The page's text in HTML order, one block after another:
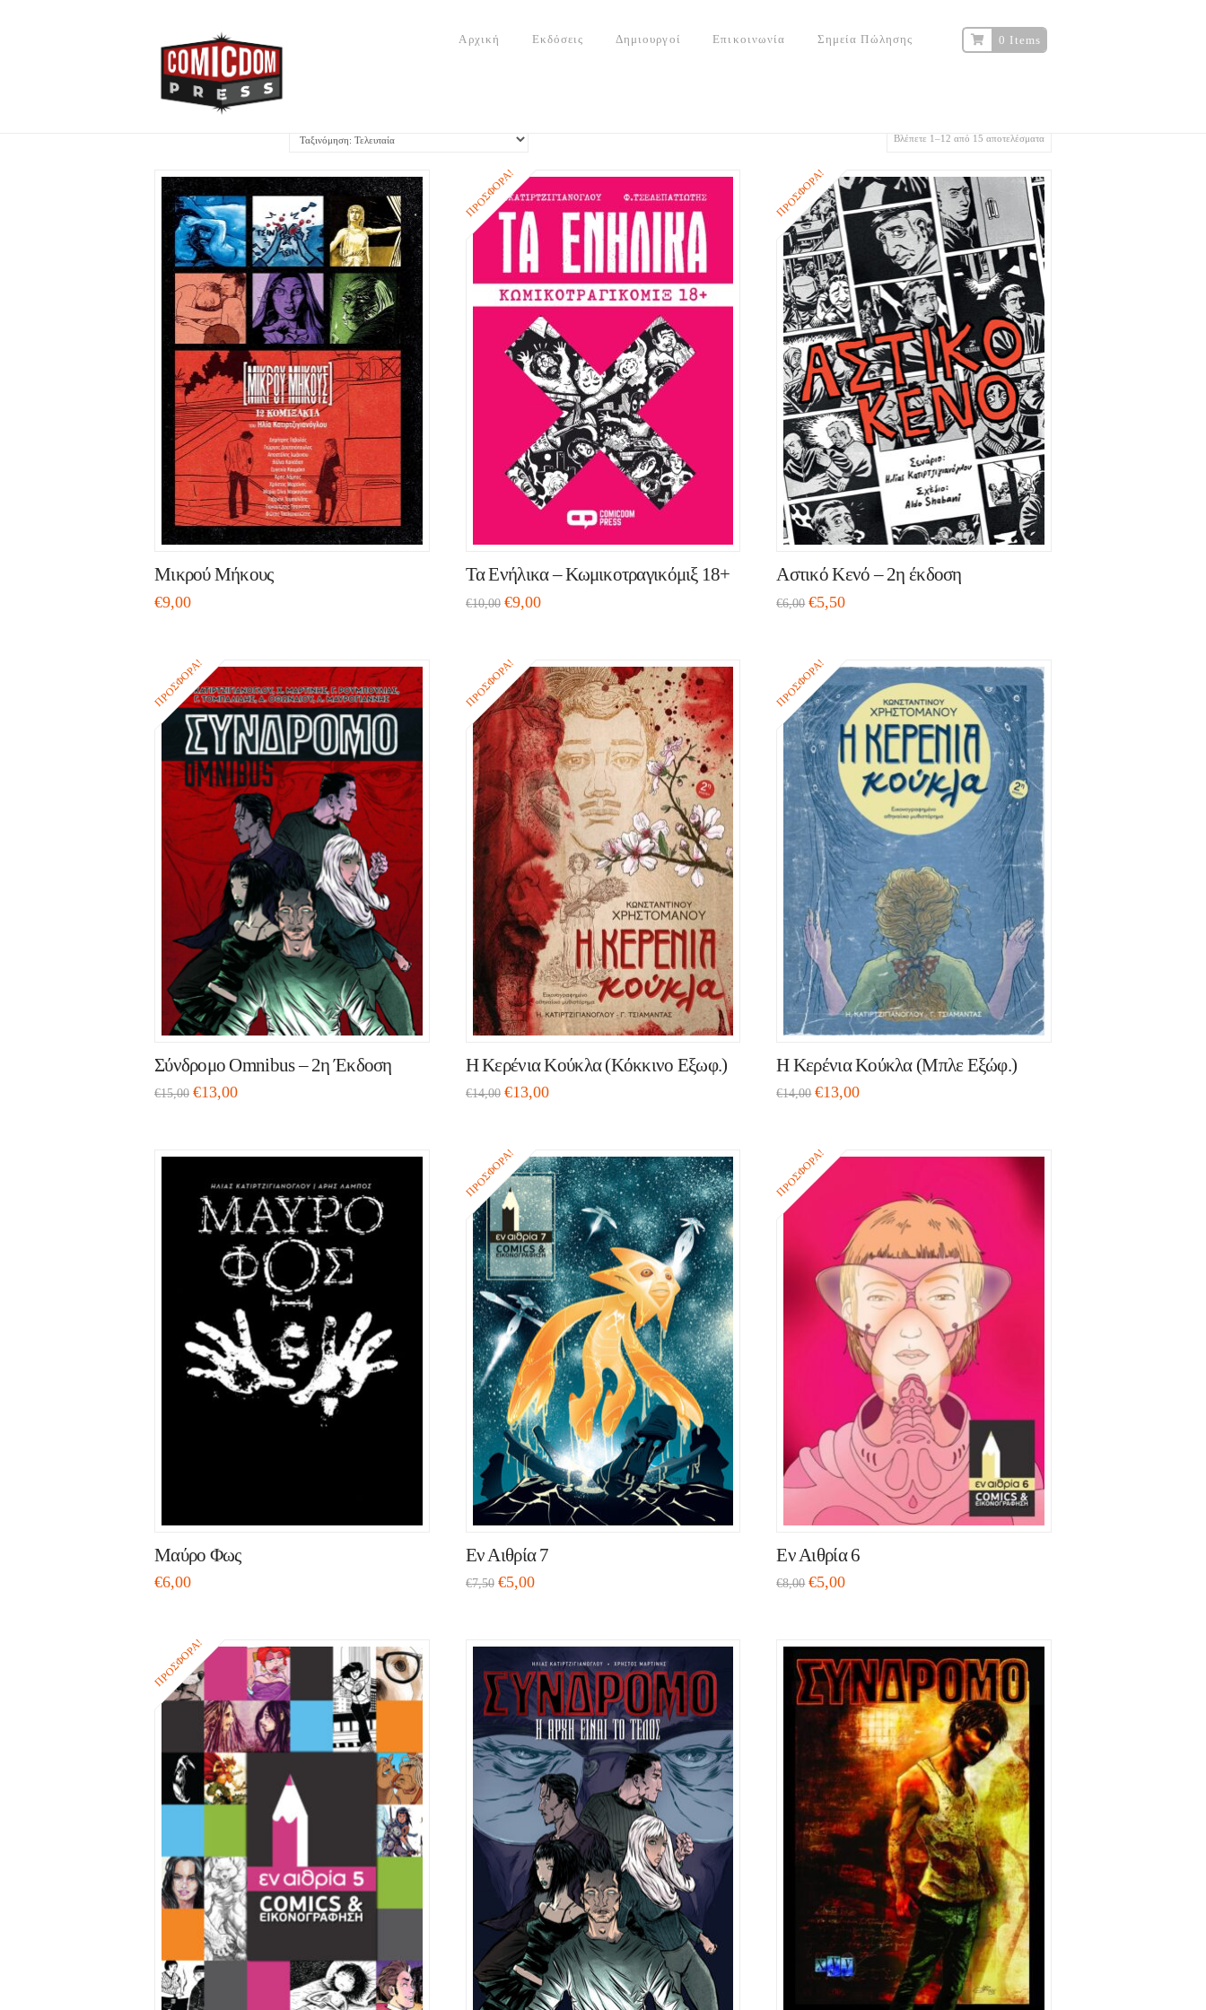
Αρχική Εκδόσεις Δημιουργοί Επικοινωνία Σημεία Πώλησης 0 Items
Βλέπετε 1–12 από 15 αποτελέσματα
Μικρού Μήκους
€9,00
ΠΡΟΣΦΟΡΆ!
Τα Ενήλικα – Κωμικοτραγικόμιξ 18+
€10,00 €9,00
ΠΡΟΣΦΟΡΆ!
Αστικό Κενό – 2η έκδοση
€6,00 €5,50
ΠΡΟΣΦΟΡΆ!
Σύνδρομο Omnibus – 2η Έκδοση
€15,00 €13,00
ΠΡΟΣΦΟΡΆ!
Η Κερένια Κούκλα (Kόκκινο Εξωφ.)
€14,00 €13,00
ΠΡΟΣΦΟΡΆ!
Η Κερένια Κούκλα (Μπλε Εξώφ.)
€14,00 €13,00
Μαύρο Φως
€6,00
ΠΡΟΣΦΟΡΆ!
Εν Αιθρία 7
€7,50 €5,00
ΠΡΟΣΦΟΡΆ!
Εν Αιθρία 6
€8,00 €5,00
ΠΡΟΣΦΟΡΆ!